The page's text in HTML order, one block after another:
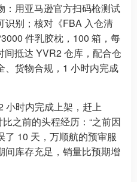
：用亚马逊官方扫码枪测试
识别；核对《FBA 入仓清
件乳胶枕，100 箱，每
间抵达 YVR2 仓库，配合仓
、货物合规，1 小时内完成
小时内完成上架，赶上
之前的头程经历：“之前因
10 天，万顺航的预审服
间库存充足，销量比预期增